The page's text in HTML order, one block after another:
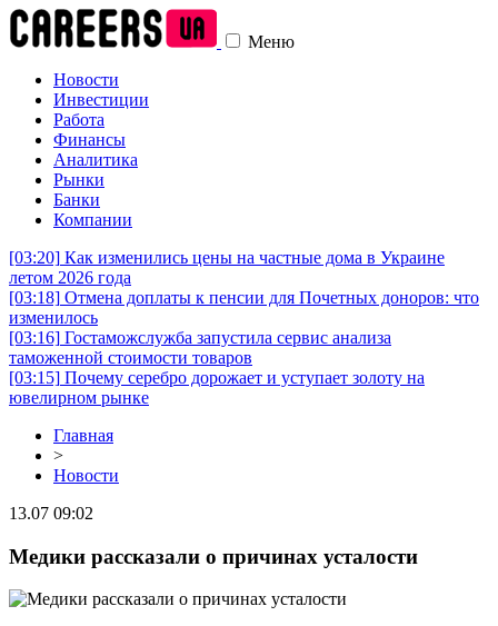
Меню
Новости
Инвестиции
Работа
Финансы
Аналитика
Рынки
Банки
Компании
[03:20] Как изменились цены на частные дома в Украине
летом 2026 года
[03:18] Отмена доплаты к пенсии для Почетных доноров: что
изменилось
[03:16] Гостаможслужба запустила сервис анализа
таможенной стоимости товаров
[03:15] Почему серебро дорожает и уступает золоту на
ювелирном рынке
Главная
>
Новости
13.07 09:02
Медики рассказали о причинах усталости